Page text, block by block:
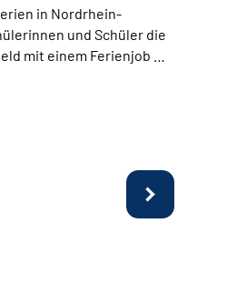
in Nordrhein-
und Schüler die
mit einem Ferienjob …